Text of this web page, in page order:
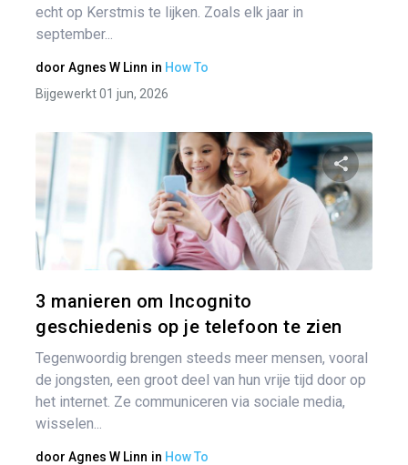
echt op Kerstmis te lijken. Zoals elk jaar in
september...
door Agnes W Linn in How To
Bijgewerkt 01 jun, 2026
3 manieren om Incognito
geschiedenis op je telefoon te zien
Tegenwoordig brengen steeds meer mensen, vooral
de jongsten, een groot deel van hun vrije tijd door op
het internet. Ze communiceren via sociale media,
wisselen...
door Agnes W Linn in How To